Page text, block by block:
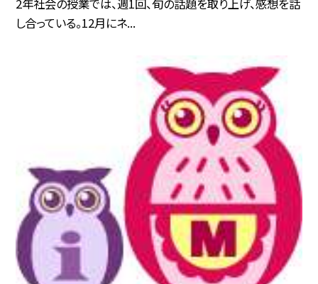
2年社会の授業では、週1回、旬の話題を取り上げ、感想を話
し合っている。12月にネ...